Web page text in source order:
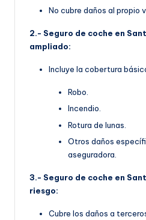
No cubre daños al propio
2.- Seguro de coche en
ampliado:
Incluye la cobertura
Robo.
Incendio.
Rotura de lunas.
Otros daños
aseguradora.
3.- Seguro de coche en
riesgo:
Cubre los daños a